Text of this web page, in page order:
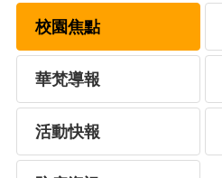
校園焦點
華梵導報
活動快報